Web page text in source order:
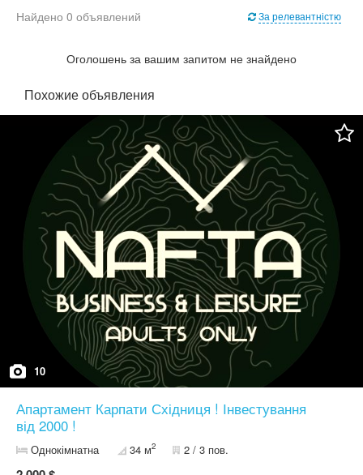
Найдено 0 объявлений За релевантністю
Оголошень за вашим запитом не знайдено
Похожие объявления
10
Апартамент Карпати Східниця ! Інвестування
від 2000 !
Однокімнатна 34 м2 2 / 3 пов.